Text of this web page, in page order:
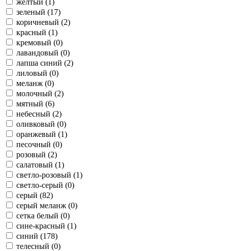
желтый (1)
зеленый (17)
коричневый (2)
красный (1)
кремовый (0)
лавандовый (0)
лапша синий (2)
лиловый (0)
меланж (0)
молочный (2)
мятный (6)
небесный (2)
оливковый (0)
оранжевый (1)
песочный (0)
розовый (2)
салатовый (1)
светло-розовый (1)
светло-серый (0)
серый (82)
серый меланж (0)
сетка белый (0)
сине-красный (1)
синий (178)
телесный (0)